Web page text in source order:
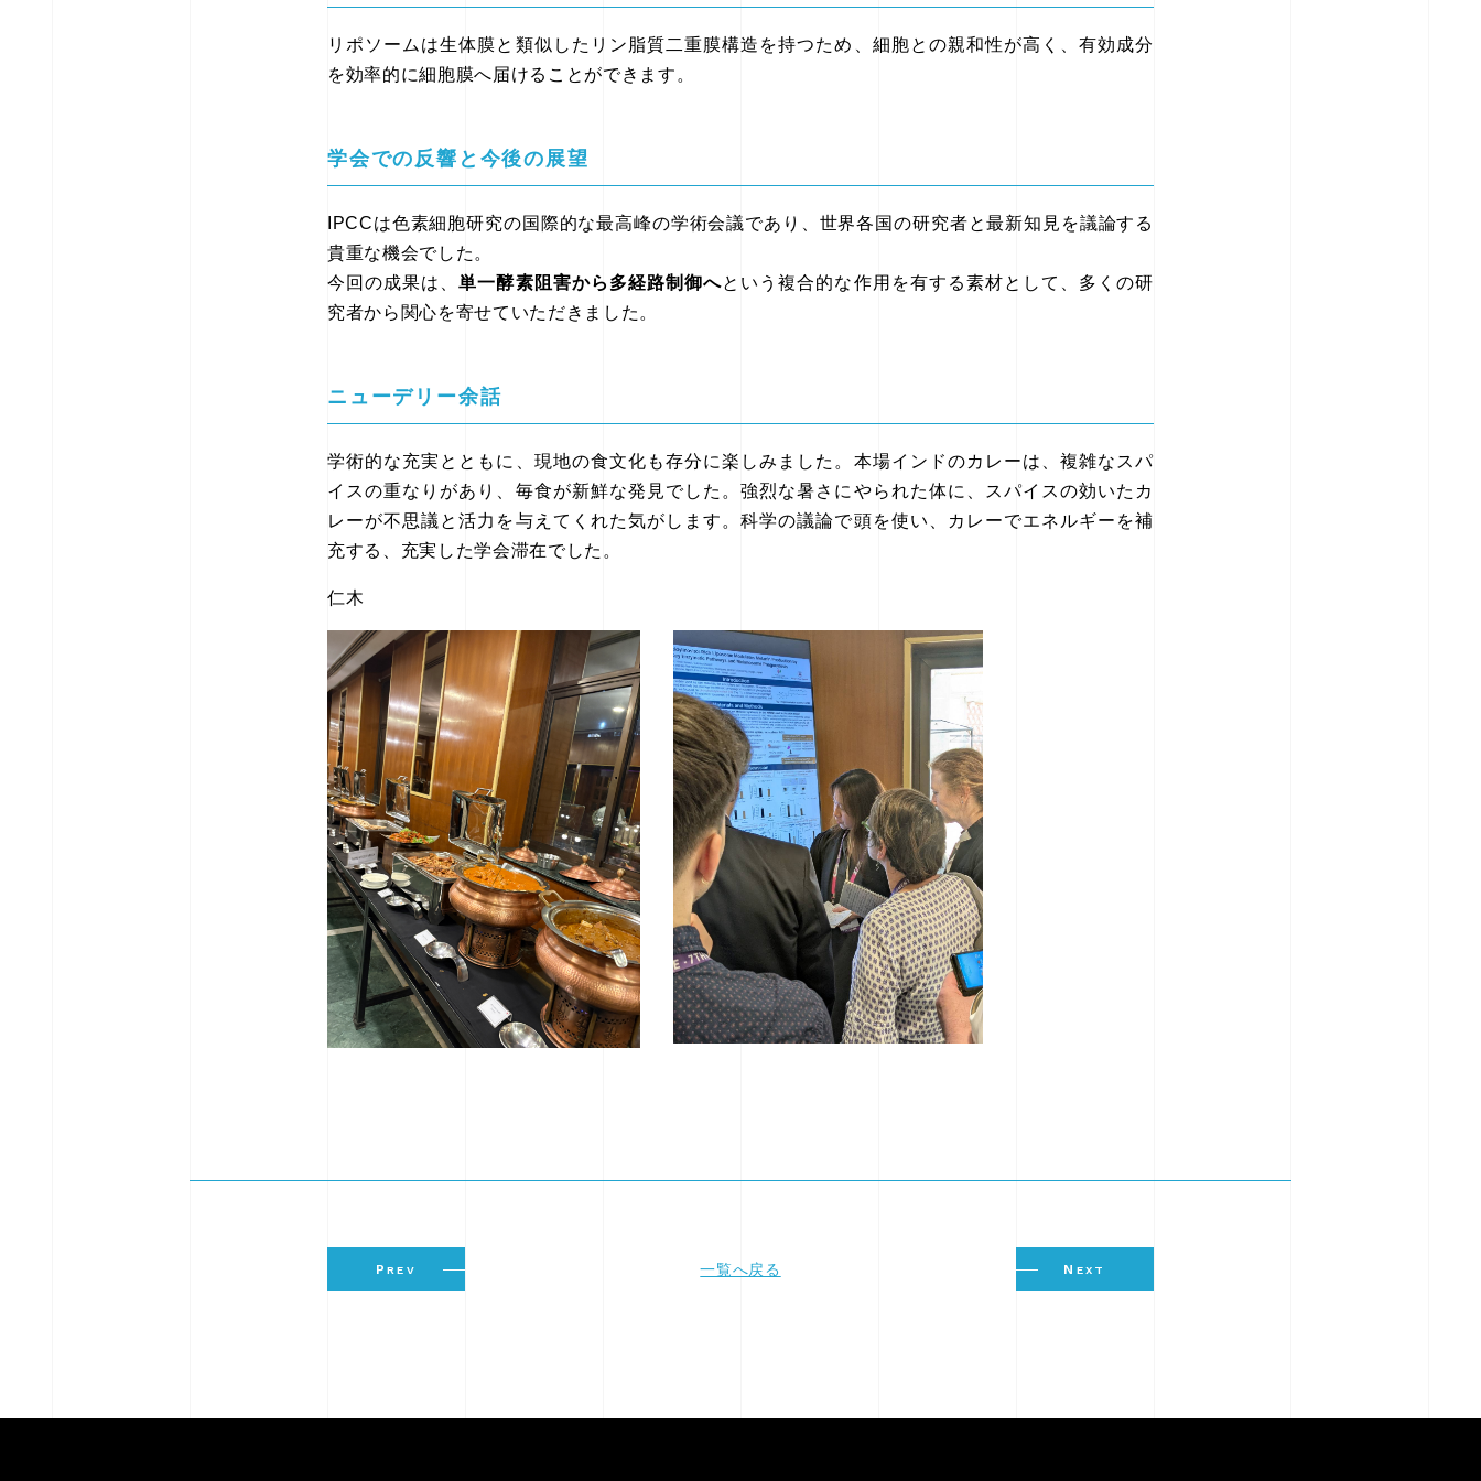
リポソームは生体膜と類似したリン脂質二重膜構造を持つため、細胞との親和性が高く、有効成分
を効率的に細胞膜へ届けることができます。
学会での反響と今後の展望
IPCCは色素細胞研究の国際的な最高峰の学術会議であり、世界各国の研究者と最新知見を議論する
貴重な機会でした。
今回の成果は、単一酵素阻害から多経路制御へという複合的な作用を有する素材として、多くの研
究者から関心を寄せていただきました。
ニューデリー余話
学術的な充実とともに、現地の食文化も存分に楽しみました。本場インドのカレーは、複雑なスパ
イスの重なりがあり、毎食が新鮮な発見でした。強烈な暑さにやられた体に、スパイスの効いたカ
レーが不思議と活力を与えてくれた気がします。科学の議論で頭を使い、カレーでエネルギーを補
充する、充実した学会滞在でした。
仁木
PREV 一覧へ戻る N EXT